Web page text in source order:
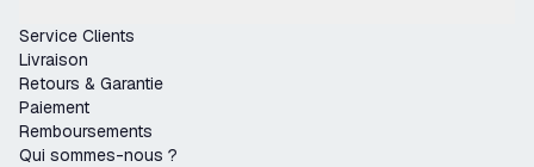
Service Clients
Livraison
Retours & Garantie
Paiement
Remboursements
Qui sommes-nous ?